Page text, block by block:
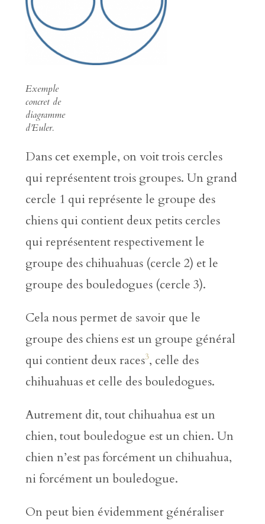
Exemple
concret de
diagramme
d’Euler.
Dans cet exemple, on voit trois cercles
qui représentent trois groupes. Un grand
cercle 1 qui représente le groupe des
chiens qui contient deux petits cercles
qui représentent respectivement le
groupe des chihuahuas (cercle 2) et le
groupe des bouledogues (cercle 3).
Cela nous permet de savoir que le
groupe des chiens est un groupe général
qui contient deux races3, celle des
chihuahuas et celle des bouledogues.
Autrement dit, tout chihuahua est un
chien, tout bouledogue est un chien. Un
chien n’est pas forcément un chihuahua,
ni forcément un bouledogue.
On peut bien évidemment généraliser